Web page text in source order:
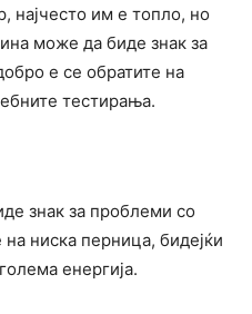
најчесто им е топло, но
може да биде знак за
е се обратите на
тестирања.
знак за проблеми со
ниска перница, бидејќи
енергија.